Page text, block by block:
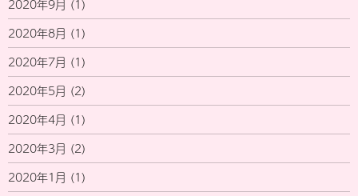
2020年9月 (1)
2020年8月 (1)
2020年7月 (1)
2020年5月 (2)
2020年4月 (1)
2020年3月 (2)
2020年1月 (1)